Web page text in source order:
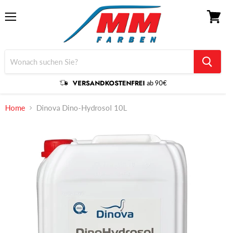
VERSANDKOSTENFREI ab 90€
Home Dinova Dino-Hydrosol 10L